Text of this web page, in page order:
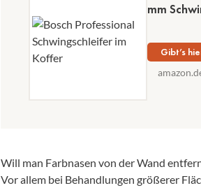
mm
Gibt’s
Will man Farbnasen von der Wand
Vor allem bei Behandlungen größerer